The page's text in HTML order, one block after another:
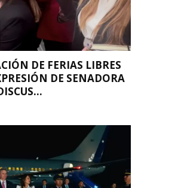
DE FERIAS LIBRES
DE SENADORA